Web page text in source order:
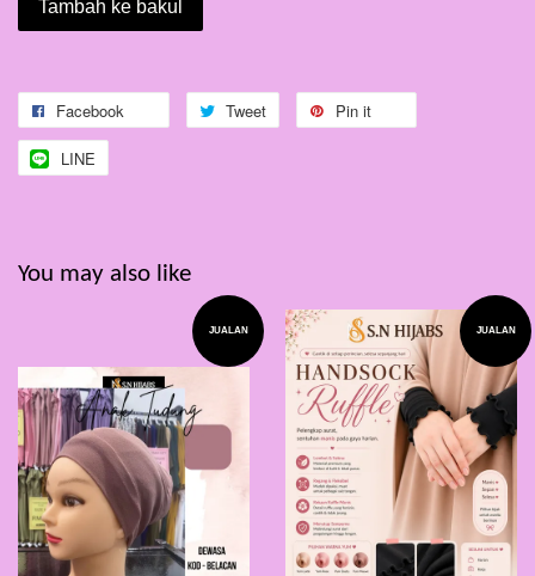
Tambah ke bakul
Facebook Tweet Pin it
LINE
You may also like
JUALAN JUALAN